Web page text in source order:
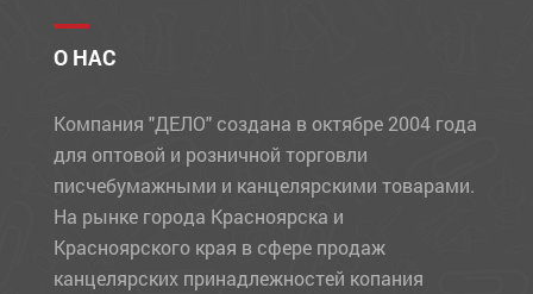
О НАС
Компания "ДЕЛО" создана в октябре 2004 года
для оптовой и розничной торговли
писчебумажными и канцелярскими товарами.
На рынке города Красноярска и
Красноярского края в сфере продаж
канцелярских принадлежностей копания